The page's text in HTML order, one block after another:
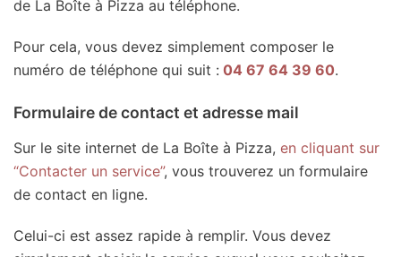
de La Boîte à Pizza au téléphone.
Pour cela, vous devez simplement composer le
numéro de téléphone qui suit : 04 67 64 39 60.
Formulaire de contact et adresse mail
Sur le site internet de La Boîte à Pizza, en cliquant sur
“Contacter un service”, vous trouverez un formulaire
de contact en ligne.
Celui-ci est assez rapide à remplir. Vous devez